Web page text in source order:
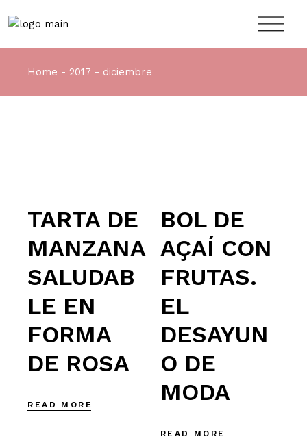
Home 2017 diciembre
TARTA DE
MANZANA
SALUDAB
LE EN
FORMA
DE ROSA
READ MORE
BOL DE
AÇAÍ CON
FRUTAS.
EL
DESAYUN
O DE
MODA
READ MORE